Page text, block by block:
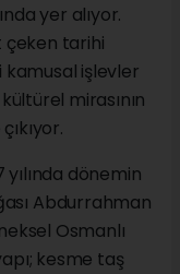
yer alıyor.
çeken tarihi
kamusal işlevler
mirasının
dönemin
Abdurrahman
Osmanlı
kesme taş